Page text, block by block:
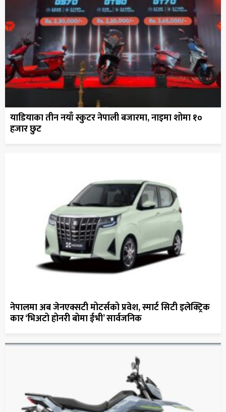
याडियाका तीन नयाँ स्कुटर नेपाली बजारमा, नाइमा शोमा १०
हजार छुट
नेपालमा अब जेनएक्सटी मोटर्सको प्रवेश, स्मार्ट सिटी इलेक्ट्रिक
कार ‘भिअटो होनरी बोमा ईभी’ सार्वजनिक